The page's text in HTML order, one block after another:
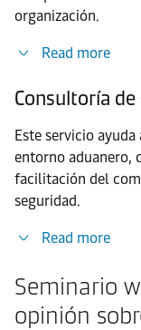
organización.
Read more
Consultoría
Este servicio
entorno aduanero,
facilitación del
seguridad.
Read more
Seminario
opinión